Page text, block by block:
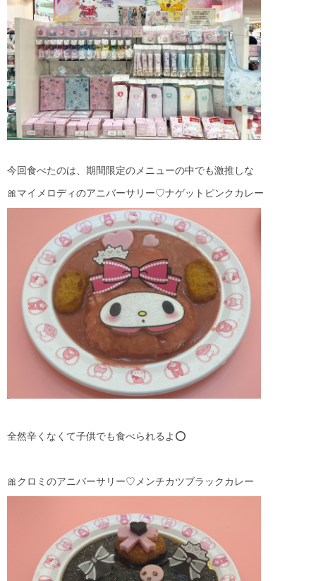
今回食べたのは、期間限定のメニューの中でも激推しな
🎀マイメロディのアニバーサリー♡ナゲットピンクカレー
全然辛くなくて子供でも食べられるよ⭕️
🎀クロミのアニバーサリー♡メンチカツブラックカレー